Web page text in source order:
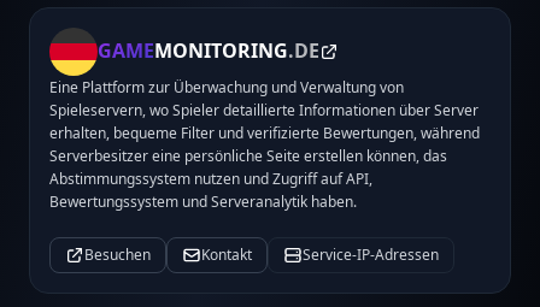
GAMEMONITORING.DE
Eine Plattform zur Überwachung und Verwaltung von
Spieleservern, wo Spieler detaillierte Informationen über Server
erhalten, bequeme Filter und verifizierte Bewertungen, während
Serverbesitzer eine persönliche Seite erstellen können, das
Abstimmungssystem nutzen und Zugriff auf API,
Bewertungssystem und Serveranalytik haben.
Besuchen Kontakt Service-IP-Adressen